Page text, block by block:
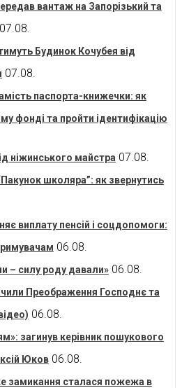
вантаж на Запорізький та
07.08.
Будинок Кочубея від
07.08.
паспорта-книжечки: як
фонді та пройти ідентифікацію
ніжинського майстра 07.08.
школяра”: як звернутись
виплату пенсій і соцдопомоги:
06.08.
– силу роду давали» 06.08.
Преображення Господнє та
06.08.
загинув керівник пошукового
Юков 06.08.
замикання сталася пожежа в